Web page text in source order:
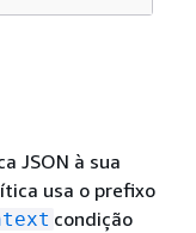
JSON à sua
usa o prefixo
condição